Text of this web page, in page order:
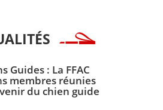
Guides : La FFAC
membres réunies
du chien guide